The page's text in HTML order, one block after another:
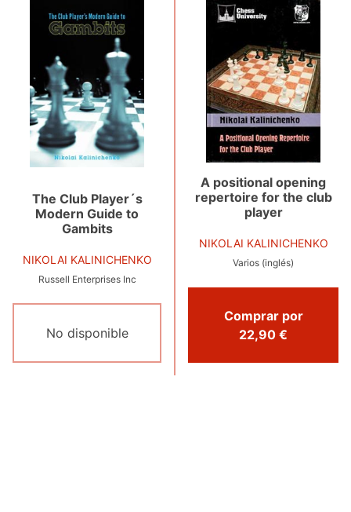
The Club Player´s
Modern Guide to
Gambits
NIKOLAI KALINICHENKO
Russell Enterprises Inc
No disponible
A positional opening
repertoire for the club
player
NIKOLAI KALINICHENKO
Varios (inglés)
Comprar por
22,90 €